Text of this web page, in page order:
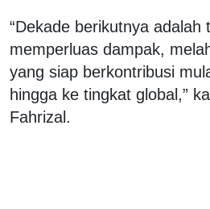
“Dekade berikutnya adalah
memperluas dampak,
yang siap berkontribusi
hingga ke tingkat global,”
Fahrizal.